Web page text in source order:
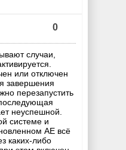
0
случаи,
или отключен
завершения
перезапустить
неуспешной.
системе и
AE всё
каких-либо